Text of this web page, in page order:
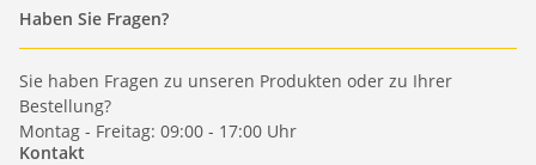
Haben Sie Fragen?
Sie haben Fragen zu unseren Produkten oder zu Ihrer
Bestellung?
Montag - Freitag: 09:00 - 17:00 Uhr
Kontakt